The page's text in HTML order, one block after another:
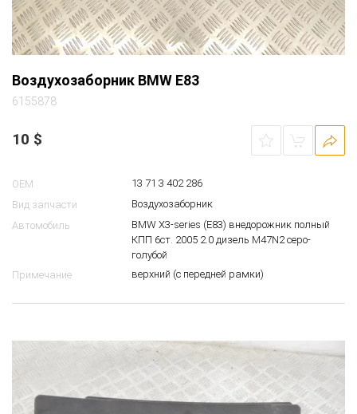
Воздухозаборник BMW E83
6155878
10 $
OEM
13 71 3 402 286
Вид запчасти
Воздухозаборник
Автомобиль
BMW X3-series (E83) внедорожник полный
КПП 6ст. 2005 2.0 дизель M47N2 серо-
голубой
Примечание
верхний (с передней рамки)